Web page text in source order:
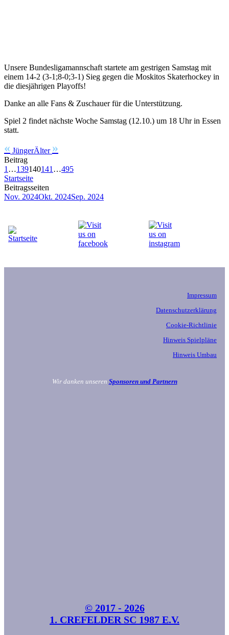
Unsere Bundesligamannschaft startete am gestrigen Samstag mit
einem 14-2 (3-1;8-0;3-1) Sieg gegen die Moskitos Skaterhockey in
die diesjährigen Playoffs!
Danke an alle Fans & Zuschauer für die Unterstützung.
Spiel 2 findet nächste Woche Samstag (12.10.) um 18 Uhr in Essen
statt.
« JüngerÄlter »
Beitrag
1 …139140141 …495
Startseite
Beitragsseiten
Nov. 2024Okt. 2024Sep. 2024
Impressum
Datenschutzerklärung
Cookie-Richtlinie
Hinweis Spielpläne
Hinweis Umbau
Wir danken unseren Sponsoren und Partnern
© 2017 - 2026
1. CREFELDER SC 1987 E.V.